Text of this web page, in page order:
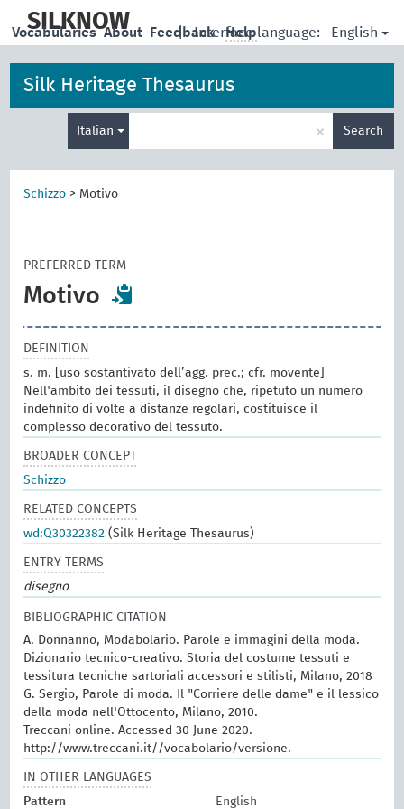
main
SILKNOW | Interface language: English
Vocabularies About Feedback Help
Silk Heritage Thesaurus
Italian × Search
Schizzo > Motivo
PREFERRED TERM
Motivo
DEFINITION
s. m. [uso sostantivato dell’agg. prec.; cfr. movente]
Nell'ambito dei tessuti, il disegno che, ripetuto un numero
indefinito di volte a distanze regolari, costituisce il
complesso decorativo del tessuto.
BROADER CONCEPT
Schizzo
RELATED CONCEPTS
wd:Q30322382 (Silk Heritage Thesaurus)
ENTRY TERMS
disegno
BIBLIOGRAPHIC CITATION
A. Donnanno, Modabolario. Parole e immagini della moda.
Dizionario tecnico-creativo. Storia del costume tessuti e
tessitura tecniche sartoriali accessori e stilisti, Milano, 2018
G. Sergio, Parole di moda. Il "Corriere delle dame" e il lessico
della moda nell'Ottocento, Milano, 2010.
Treccani online. Accessed 30 June 2020.
http://www.treccani.it//vocabolario/versione.
IN OTHER LANGUAGES
Pattern
English